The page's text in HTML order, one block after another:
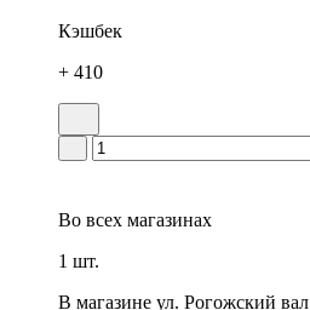
Кэшбек
+ 410
Во всех магазинах
1 шт.
В магазине ул. Рогожский вал